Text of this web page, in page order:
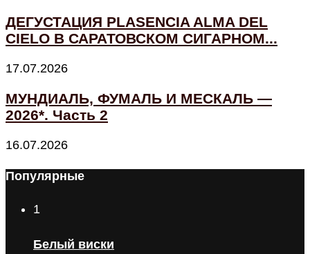
ДЕГУСТАЦИЯ PLASENCIA ALMA DEL
CIELO В САРАТОВСКОМ СИГАРНОМ...
17.07.2026
МУНДИАЛЬ, ФУМАЛЬ И МЕСКАЛЬ —
2026*. Часть 2
16.07.2026
Популярные
1
Белый виски